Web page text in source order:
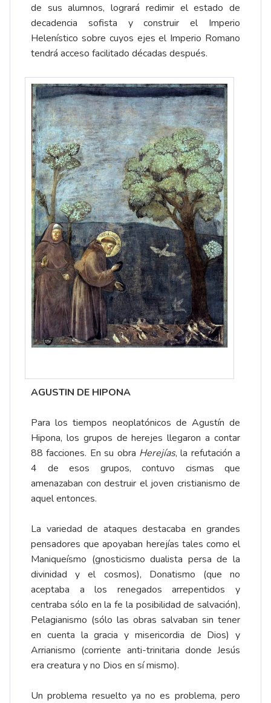
de sus alumnos, logrará redimir el estado de
decadencia sofista y construir el Imperio
Helenístico sobre cuyos ejes el Imperio Romano
tendrá acceso facilitado décadas después.
AGUSTIN DE HIPONA
Para los tiempos neoplatónicos de Agustín de
Hipona, los grupos de herejes llegaron a contar
88 facciones. En su obra Herejías, la refutación a
4 de esos grupos, contuvo cismas que
amenazaban con destruir el joven cristianismo de
aquel entonces.
La variedad de ataques destacaba en grandes
pensadores que apoyaban herejías tales como el
Maniqueísmo (gnosticismo dualista persa de la
divinidad y el cosmos), Donatismo (que no
aceptaba a los renegados arrepentidos y
centraba sólo en la fe la posibilidad de salvación),
Pelagianismo (sólo las obras salvaban sin tener
en cuenta la gracia y misericordia de Dios) y
Arrianismo (corriente anti-trinitaria donde Jesús
era creatura y no Dios en sí mismo).
Un problema resuelto ya no es problema, pero